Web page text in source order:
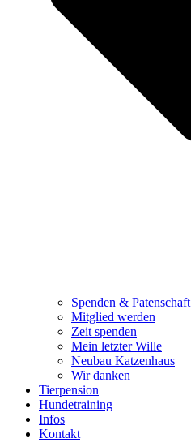
Spenden & Patenschaft
Mitglied werden
Zeit spenden
Mein letzter Wille
Neubau Katzenhaus
Wir danken
Tierpension
Hundetraining
Infos
Kontakt